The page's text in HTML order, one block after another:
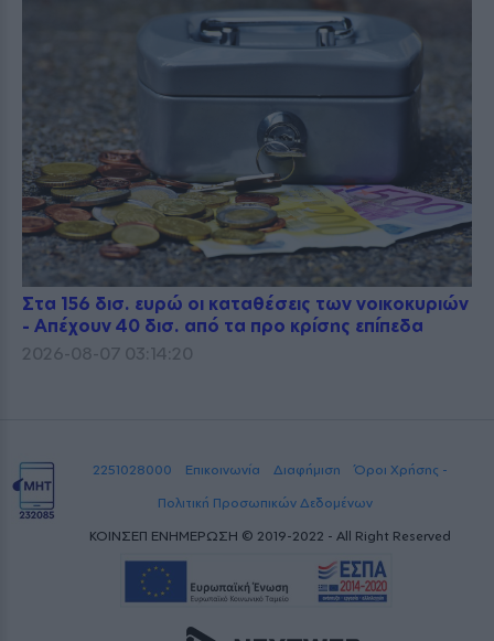
Στα 156 δισ. ευρώ οι καταθέσεις των νοικοκυριών
- Απέχουν 40 δισ. από τα προ κρίσης επίπεδα
2026-08-07 03:14:20
2251028000 Επικοινωνία Διαφήμιση
Όροι Χρήσης -
Πολιτική Προσωπικών Δεδομένων
ΚΟΙΝΣΕΠ ΕΝΗΜΕΡΩΣΗ © 2019-2022 - All Right Reserved